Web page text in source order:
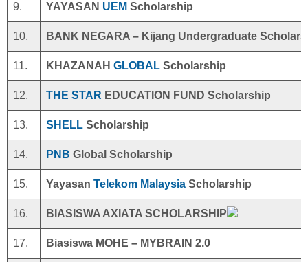
9. YAYASAN UEM Scholarship
10. BANK NEGARA – Kijang Undergraduate
11. KHAZANAH GLOBAL Scholarship
12. THE STAR EDUCATION FUND Scholarship
13. SHELL Scholarship
14. PNB Global Scholarship
15. Yayasan Telekom Malaysia Scholarship
16. BIASISWA AXIATA SCHOLARSHIP
17. Biasiswa MOHE – MYBRAIN 2.0